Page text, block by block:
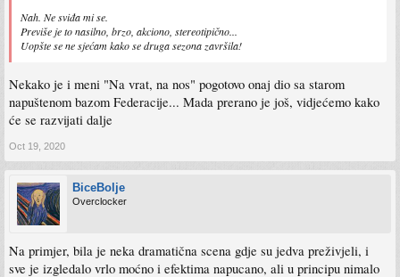
Nah. Ne sviđa mi se.
Previše je to nasilno, brzo, akciono, stereotipično...
Uopšte se ne sjećam kako se druga sezona završila!
Nekako je i meni "Na vrat, na nos" pogotovo onaj dio sa starom
napuštenom bazom Federacije... Mada prerano je još, vidjećemo kako
će se razvijati dalje
Oct 19, 2020
BiceBolje
Overclocker
Na primjer, bila je neka dramatična scena gdje su jedva preživjeli, i
sve je izgledalo vrlo moćno i efektima napucano, ali u principu nimalo